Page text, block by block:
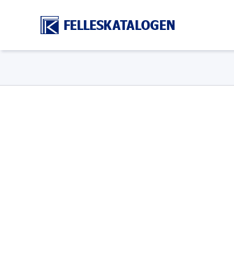
FELLESKATALOGEN